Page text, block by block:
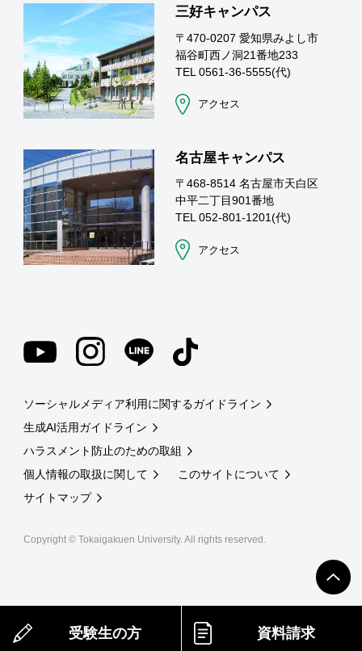
受験生の方 資料請求
三好キャンパス
〒470-0207 愛知県みよし市
福谷町西ノ洞21番地233
TEL 0561-36-5555(代)
アクセス
名古屋キャンパス
〒468-8514 名古屋市天白区
中平二丁目901番地
TEL 052-801-1201(代)
アクセス
ソーシャルメディア利用に関するガイドライン
生成AI活用ガイドライン
ハラスメント防止のための取組
個人情報の取扱に関して
このサイトについて
サイトマップ
Copyright © Tokaigakuen University. All rights reserved.